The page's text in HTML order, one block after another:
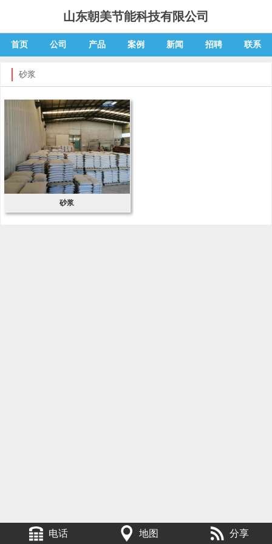
山东朝美节能科技有限公司
首页 公司 产品 案例 新闻 招聘 联系
砂浆
砂浆
电话 地图 分享